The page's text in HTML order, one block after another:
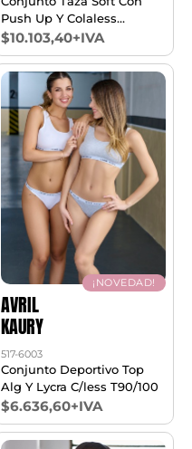
Push Up Y Colaless
T85/100
$10.103,40+IVA
¡NOVEDAD!
AVRIL
KAURY
517-6003
Conjunto Deportivo Top
Alg Y Lycra C/less T90/100
$6.636,60+IVA